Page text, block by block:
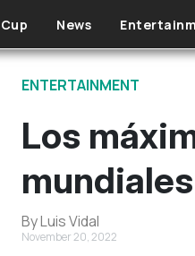
News
ENTERTAINMENT
Los
mundiales
By Luis Vidal
November 20, 2022